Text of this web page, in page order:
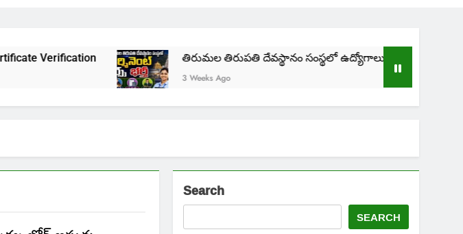
తిరుమల తిరుపతి దేవస్థానం సంస్థలో ఉద్యోగాలు | TTD SVIMS Direct
3 Weeks Ago
Search
SEARCH